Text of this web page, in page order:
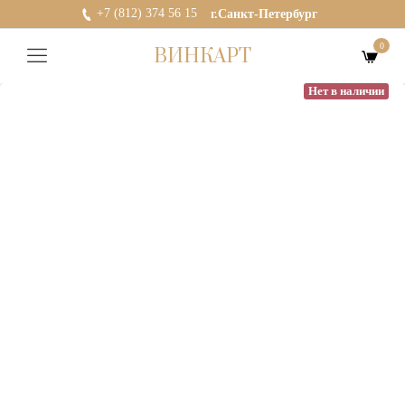
+7 (812) 374 56 15 г.Санкт-Петербург
ВИНКАРТ 0
Нет в наличии